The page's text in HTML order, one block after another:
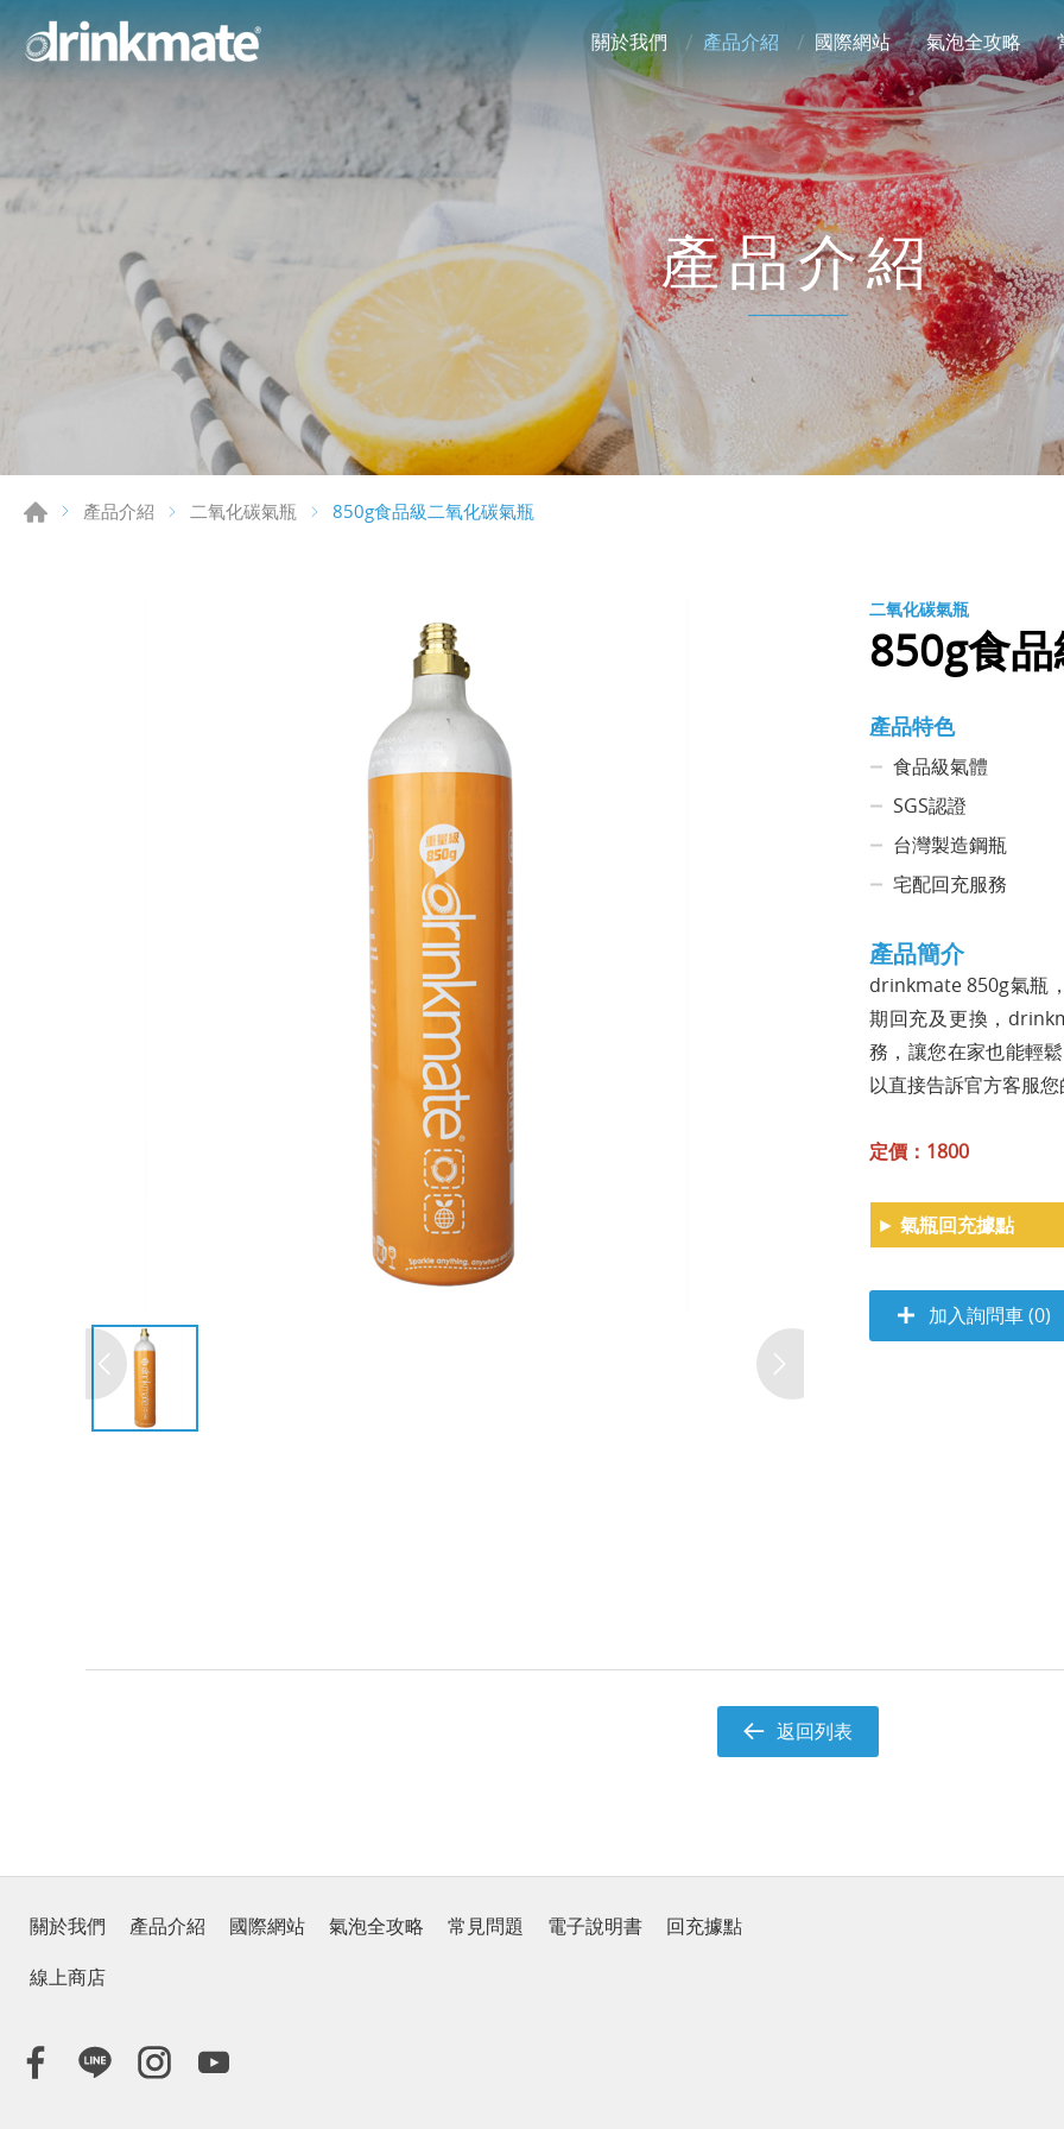
關於我們 產品介紹 國際網站 氣泡全攻略
產品介紹
產品介紹 二氧化碳氣瓶 850g食品級二氧化碳氣瓶
二氧化碳氣瓶
850g食
產品特色
食品級氣體
SGS認證
台灣製造鋼瓶
宅配回充服務
產品簡介
drinkmate 850g氣瓶
期回充及更換，
務，讓您在家也能輕
以直接告訴官方客服
定價：1800
► 氣瓶回充據點
加入詢問車 (0)
返回列表
關於我們 產品介紹 國際網站 氣泡全攻略 常見問題 電子說明書
回充據點
線上商店